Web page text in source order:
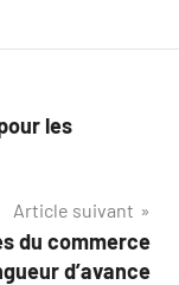
les
Article suivant
du commerce
d’avance